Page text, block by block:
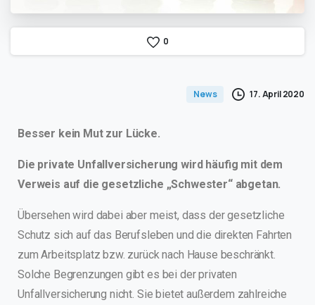
0
News 17. April 2020
Besser kein Mut zur Lücke.
Die private Unfallversicherung wird häufig mit dem
Verweis auf die gesetzliche „Schwester“ abgetan.
Übersehen wird dabei aber meist, dass der gesetzliche
Schutz sich auf das Berufsleben und die direkten Fahrten
zum Arbeitsplatz bzw. zurück nach Hause beschränkt.
Solche Begrenzungen gibt es bei der privaten
Unfallversicherung nicht. Sie bietet außerdem zahlreiche